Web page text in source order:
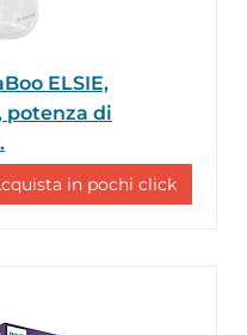
ELSIE,
potenza di
in pochi click